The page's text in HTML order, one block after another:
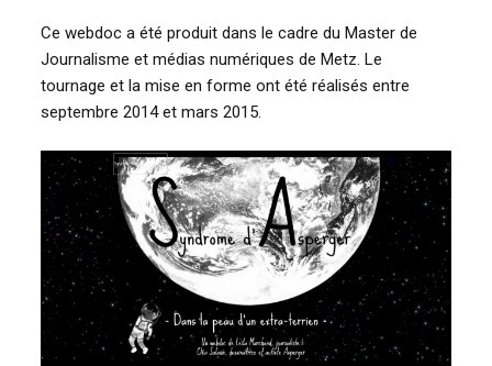
Ce webdoc a été produit dans le cadre du Master de
Journalisme et médias numériques de Metz. Le
tournage et la mise en forme ont été réalisés entre
septembre 2014 et mars 2015.